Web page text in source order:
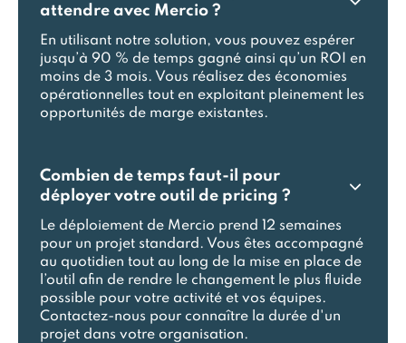
attendre avec Mercio ?
En utilisant notre solution, vous pouvez espérer
jusqu’à 90 % de temps gagné ainsi qu’un ROI en
moins de 3 mois. Vous réalisez des économies
opérationnelles tout en exploitant pleinement les
opportunités de marge existantes.
Combien de temps faut-il pour
déployer votre outil de pricing ?
Le déploiement de Mercio prend 12 semaines
pour un projet standard. Vous êtes accompagné
au quotidien tout au long de la mise en place de
l’outil afin de rendre le changement le plus fluide
possible pour votre activité et vos équipes.
Contactez-nous pour connaître la durée d'un
projet dans votre organisation.